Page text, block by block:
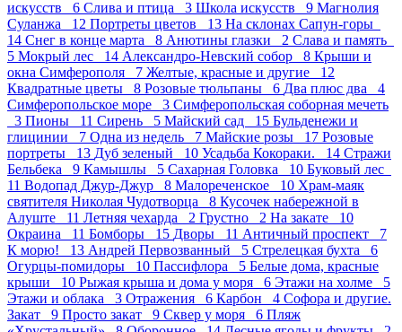
искусств 6 Слива и птица 3 Школа искусств 9 Магнолия
Суланжа 12 Портреты цветов 13 На склонах Сапун-горы
14 Снег в конце марта 8 Анютины глазки 2 Слава и память
5 Мокрый лес 14 Александро-Невский собор 8 Крыши и
окна Симферополя 7 Желтые, красные и другие 12
Квадратные цветы 8 Розовые тюльпаны 6 Два плюс два 4
Симферопольское море 3 Симферопольская соборная мечеть
3 Пионы 11 Сирень 5 Майский сад 15 Бульденежи и
глицинии 7 Одна из недель 7 Майские розы 17 Розовые
портреты 13 Дуб зеленый 10 Усадьба Кокораки. 14 Стражи
Бельбека 9 Камышлы 5 Сахарная Головка 10 Буковый лес
11 Водопад Джур-Джур 8 Малореченское 10 Храм-маяк
святителя Николая Чудотворца 8 Кусочек набережной в
Алуште 11 Летняя чехарда 2 Грустно 2 На закате 10
Окраина 11 Бомборы 15 Дворы 11 Античный проспект 7
К морю! 13 Андрей Первозванный 5 Стрелецкая бухта 6
Огурцы-помидоры 10 Пасcифлора 5 Белые дома, красные
крыши 10 Рыжая крыша и дома у моря 6 Этажи на холме 5
Этажи и облака 3 Отражения 6 Карбон 4 Софора и другие.
Закат 9 Просто закат 9 Сквер у моря 6 Пляж